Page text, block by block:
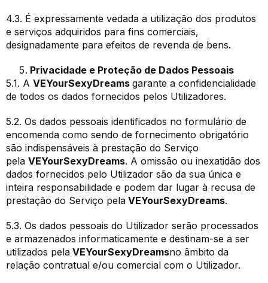
4.3. É expressamente vedada a utilização dos produtos
e serviços adquiridos para fins comerciais,
designadamente para efeitos de revenda de bens.
Privacidade e Proteção de Dados Pessoais
5.1. A VEYourSexyDreams garante a confidencialidade
de todos os dados fornecidos pelos Utilizadores.
5.2. Os dados pessoais identificados no formulário de
encomenda como sendo de fornecimento obrigatório
são indispensáveis à prestação do Serviço
pela VEYourSexyDreams. A omissão ou inexatidão dos
dados fornecidos pelo Utilizador são da sua única e
inteira responsabilidade e podem dar lugar à recusa de
prestação do Serviço pela VEYourSexyDreams.
5.3. Os dados pessoais do Utilizador serão processados
e armazenados informaticamente e destinam-se a ser
utilizados pela VEYourSexyDreamsno âmbito da
relação contratual e/ou comercial com o Utilizador.